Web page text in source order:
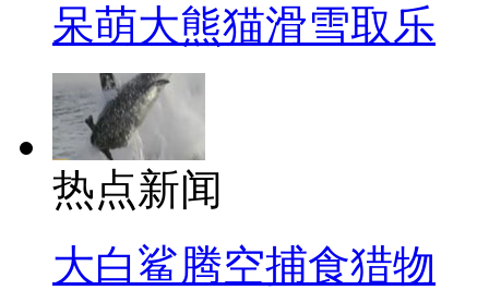
呆萌大熊猫滑雪取乐
热点新闻
大白鲨腾空捕食猎物